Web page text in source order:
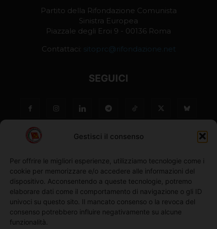
Gestisci il consenso
Per offrire le migliori esperienze, utilizziamo tecnologie come i
cookie per memorizzare e/o accedere alle informazioni del
dispositivo. Acconsentendo a queste tecnologie, potremo
elaborare dati come il comportamento di navigazione o gli ID
univoci su questo sito. Il mancato consenso o la revoca del
consenso potrebbero influire negativamente su alcune
funzionalità.
Partito della Rifondazione Comunista
Sinistra Europea
Piazzale degli Eroi 9 - 00136 Roma
Contattaci: sitoprc@rifondazione.net
SEGUICI
NO ©
Richiedi l'adesione